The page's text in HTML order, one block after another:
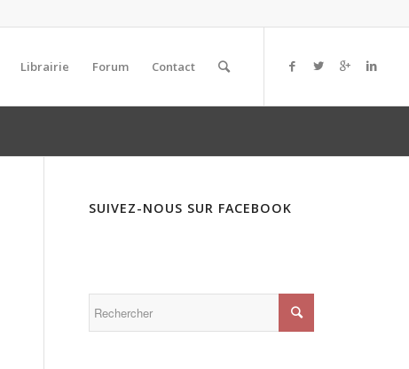
Librairie Forum Contact
SUIVEZ-NOUS SUR FACEBOOK